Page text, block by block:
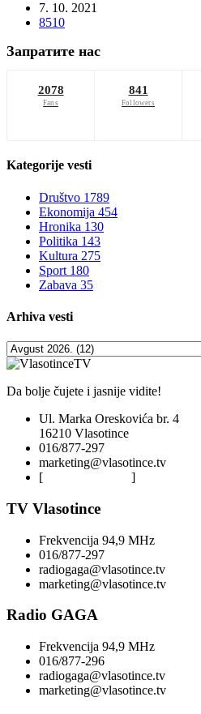
7. 10. 2021
8510
Запратите нас
2078
Fans
841
Followers
Kategorije vesti
Društvo 1789
Ekonomija 454
Hronika 130
Politika 143
Kultura 275
Sport 180
Zabava 35
Arhiva vesti
Da bolje čujete i jasnije vidite!
Ul. Marka Oreskovića br. 4
16210 Vlasotince
016/877-297
marketing@vlasotince.tv
[
]
TV Vlasotince
Frekvencija 94,9 MHz
016/877-297
radiogaga@vlasotince.tv
marketing@vlasotince.tv
Radio GAGA
Frekvencija 94,9 MHz
016/877-296
radiogaga@vlasotince.tv
marketing@vlasotince.tv